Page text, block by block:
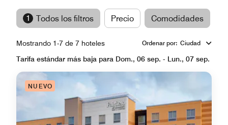
1 Todos los filtros Precio Comodidades
Mostrando 1-7 de 7 hoteles Ordenar por: Ciudad
Tarifa estándar más baja para Dom., 06 sep. - Lun., 07 sep.
NUEVO